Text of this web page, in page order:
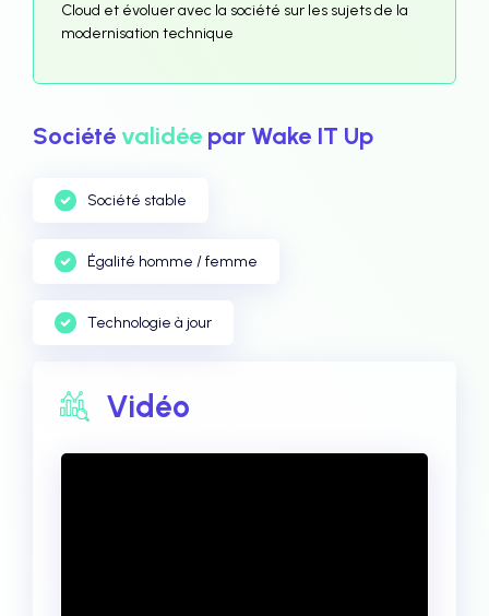
Cloud et évoluer avec la société sur les sujets de la
modernisation technique
Sociétévalidée par Wake IT Up
Société stable
Égalité homme / femme
Technologie à jour
Vidéo